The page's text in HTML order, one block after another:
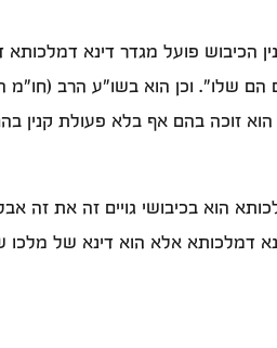
פועל מגדר דינא דמלכותא
שלו". וכן הוא בשו"ע הרב (חו"מ
זוכה בהם אף בלא פעולת קנין
הוא בכיבושי גויים זה את זה
דמלכותא אלא הוא דינא של